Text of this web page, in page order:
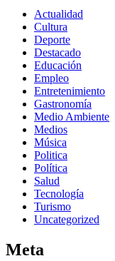
Actualidad
Cultura
Deporte
Destacado
Educación
Empleo
Entretenimiento
Gastronomía
Medio Ambiente
Medios
Música
Politica
Política
Salud
Tecnología
Turismo
Uncategorized
Meta